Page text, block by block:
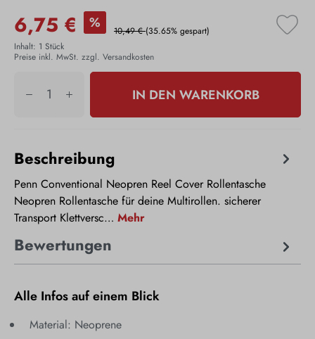
6,75 € % 10,49 €(35.65% gespart)
Inhalt: 1 Stück
Preise inkl. MwSt. zzgl. Versandkosten
IN DEN WARENKORB
Beschreibung
Penn Conventional Neopren Reel Cover Rollentasche
Neopren Rollentasche für deine Multirollen. sicherer
Transport Klettversc… Mehr
Bewertungen
Alle Infos auf einem Blick
Material: Neoprene